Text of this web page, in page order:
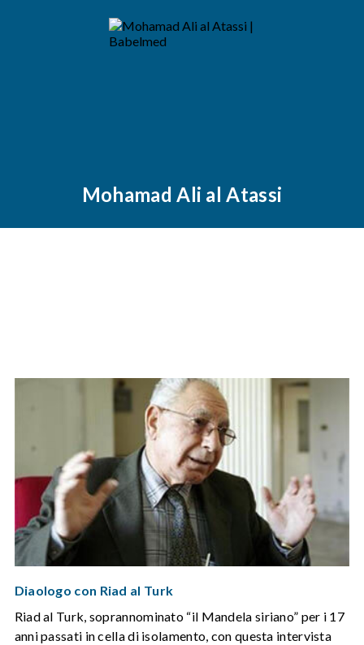
Mohamad Ali al Atassi
Diaologo con Riad al Turk
Riad al Turk, soprannominato “il Mandela siriano” per i 17
anni passati in cella di isolamento, con questa intervista